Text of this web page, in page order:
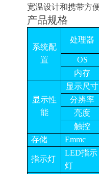
宽温设计和携带方
产品规格
系统配
置
处理器
OS
内存
显示性
能
显示尺寸
分辨率
亮度
触控
存储
Emmc
指示灯
LED指示
灯